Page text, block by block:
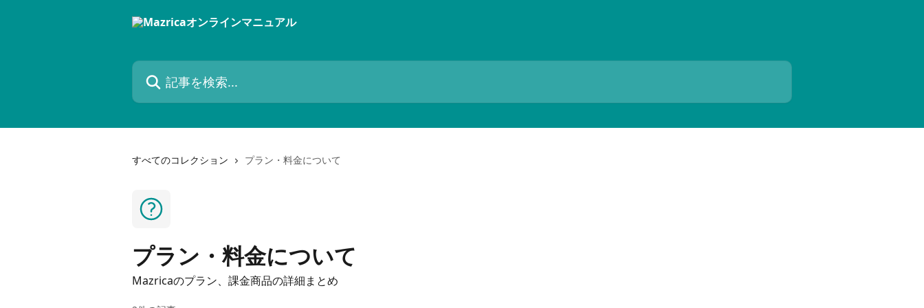
記事を検索...
すべてのコレクション プラン・料金について
プラン・料金について
Mazricaのプラン、課金商品の詳細まとめ